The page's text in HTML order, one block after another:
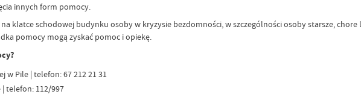
innych form pomocy.
klatce schodowej budynku osoby w kryzysie bezdomności, w szczególności osoby starsze,
pomocy mogą zyskać pomoc i opiekę.
w Pile | telefon: 67 212 21 31
telefon: 112/997